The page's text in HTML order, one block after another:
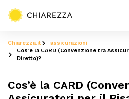
Chiarezza.it
assicurazioni
Cos’è la CARD (Convenzione tra
Diretto)?
Cos’è la CARD